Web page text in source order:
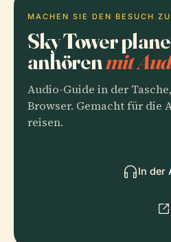
MACHEN SIE DEN BESUCH
Sky Tower
anhörenmit
Audio-Guide in der
Browser. Gemacht für die
reisen.
In der